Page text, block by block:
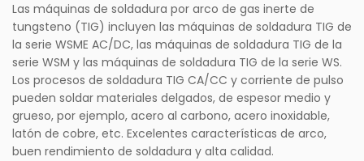
Las máquinas de soldadura por arco de gas inerte de
tungsteno (TIG) incluyen las máquinas de soldadura TIG de
la serie WSME AC/DC, las máquinas de soldadura TIG de la
serie WSM y las máquinas de soldadura TIG de la serie WS.
Los procesos de soldadura TIG CA/CC y corriente de pulso
pueden soldar materiales delgados, de espesor medio y
grueso, por ejemplo, acero al carbono, acero inoxidable,
latón de cobre, etc. Excelentes características de arco,
buen rendimiento de soldadura y alta calidad.